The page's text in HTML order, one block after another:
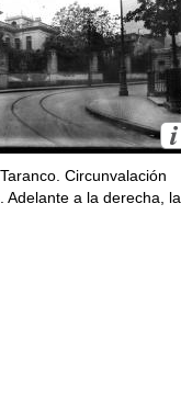
Circunvalación
Adelante a la derecha, la